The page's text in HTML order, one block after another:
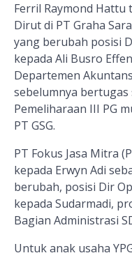
Ferril Raymond Hattu
Dirut di PT Graha
yang berubah posisi
kepada Ali Busro
Departemen
sebelumnya bertugas
Pemeliharaan III PG
PT GSG.
PT Fokus Jasa Mitra
kepada Erwyn Adi
berubah, posisi Dir
kepada Sudarmadi,
Bagian Administrasi
Untuk anak usaha